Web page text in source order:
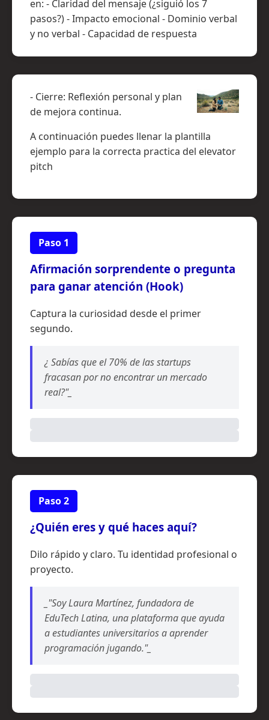
en: - Claridad del mensaje (¿siguió los 7
pasos?) - Impacto emocional - Dominio verbal
y no verbal - Capacidad de respuesta
- Cierre: Reflexión personal y plan
de mejora continua.
A continuación puedes llenar la plantilla
ejemplo para la correcta practica del elevator
pitch
Paso 1
Afirmación sorprendente o pregunta
para ganar atención (Hook)
Captura la curiosidad desde el primer
segundo.
¿ Sabías que el 70% de las startups
fracasan por no encontrar un mercado
real?"_
Paso 2
¿Quién eres y qué haces aquí?
Dilo rápido y claro. Tu identidad profesional o
proyecto.
_"Soy Laura Martínez, fundadora de
EduTech Latina, una plataforma que ayuda
a estudiantes universitarios a aprender
programación jugando."_